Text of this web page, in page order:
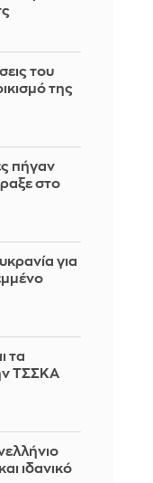
του
της
πήγαν
στο
για
τα
ΤΣΣΚΑ
ιδανικό